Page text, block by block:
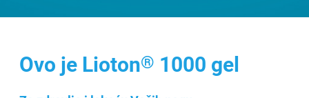
Ovo je Lioton® 1000 gel